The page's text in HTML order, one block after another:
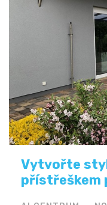
Vytvořte
přístřeškem